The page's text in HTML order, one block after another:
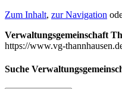
Zum Inhalt, zur Navigation
Verwaltungsgemeinschaft
https://www.vg-
Suche